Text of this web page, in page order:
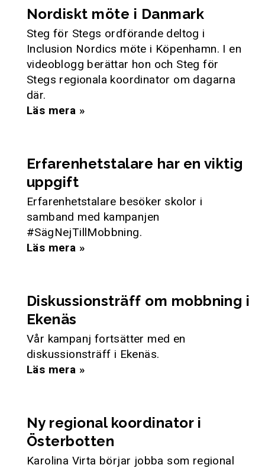
Nordiskt möte i Danmark
Steg för Stegs ordförande deltog i
Inclusion Nordics möte i Köpenhamn. I en
videoblogg berättar hon och Steg för
Stegs regionala koordinator om dagarna
där.
Läs mera »
Erfarenhetstalare har en viktig
uppgift
Erfarenhetstalare besöker skolor i
samband med kampanjen
#SägNejTillMobbning.
Läs mera »
Diskussionsträff om mobbning i
Ekenäs
Vår kampanj fortsätter med en
diskussionsträff i Ekenäs.
Läs mera »
Ny regional koordinator i
Österbotten
Karolina Virta börjar jobba som regional